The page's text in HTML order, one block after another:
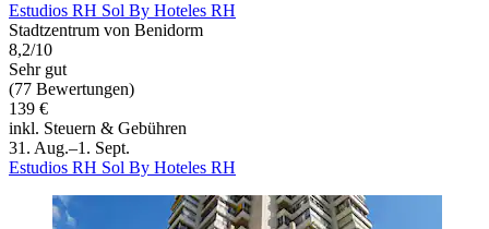
Estudios RH Sol By Hoteles RH
Stadtzentrum von Benidorm
8,2/10
Sehr gut
(77 Bewertungen)
139 €
inkl. Steuern & Gebühren
31. Aug.–1. Sept.
Estudios RH Sol By Hoteles RH